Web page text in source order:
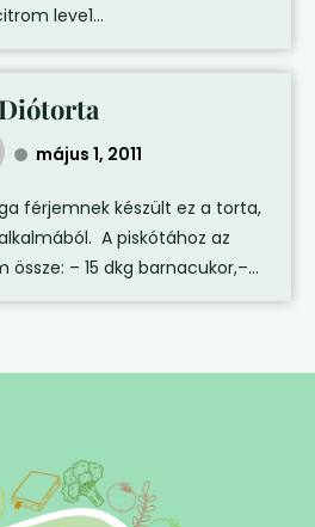
leve1...
május 1, 2011
férjemnek készült ez a torta,
A piskótához az
– 15 dkg barnacukor,–...